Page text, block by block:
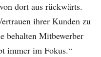
dort aus rückwärts.
ihrer Kunden zu
behalten Mitbewerber
immer im Fokus.“